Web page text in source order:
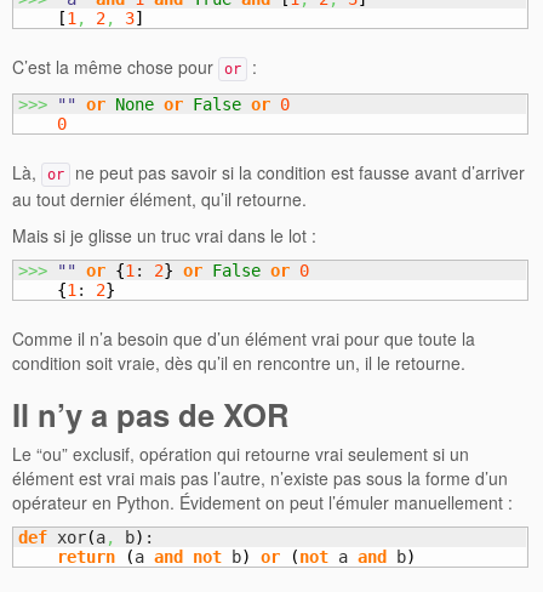
[1 , 2, 3]
C’est la même chose pour or :
>>> "" or None or False or 0
0
Là, or
ne peut pas savoir si la condition est fausse avant d’arriver
au tout dernier élément, qu’il retourne.
Mais si je glisse un truc vrai dans le lot :
>>> "" or {1 : 2} or False or 0
{1 : 2}
Comme il n’a besoin que d’un élément vrai pour que toute la
condition soit vraie, dès qu’il en rencontre un, il le retourne.
Il n’y a pas de XOR
Le “ou” exclusif, opération qui retourne vrai seulement si un
élément est vrai mais pas l’autre, n’existe pas sous la forme d’un
opérateur en Python. Évidement on peut l’émuler manuellement :
def xor(a, b) :
return
(a and not b) or (not a and b)